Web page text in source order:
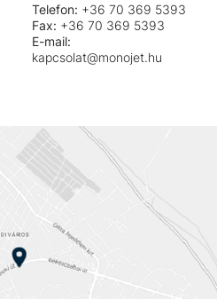
Telefon: +36 70 369 5393
Fax: +36 70 369 5393
E-mail:
kapcsolat@monojet.hu